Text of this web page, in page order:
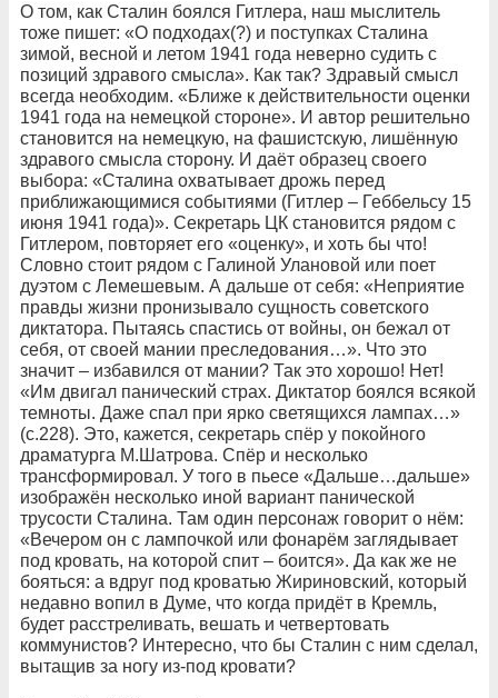
О том, как Сталин боялся Гитлера, наш мыслитель
тоже пишет: «О подходах(?) и поступках Сталина
зимой, весной и летом 1941 года неверно судить с
позиций здравого смысла». Как так? Здравый смысл
всегда необходим. «Ближе к действительности оценки
1941 года на немецкой стороне». И автор решительно
становится на немецкую, на фашистскую, лишённую
здравого смысла сторону. И даёт образец своего
выбора: «Сталина охватывает дрожь перед
приближающимися событиями (Гитлер – Геббельсу 15
июня 1941 года)». Секретарь ЦК становится рядом с
Гитлером, повторяет его «оценку», и хоть бы что!
Словно стоит рядом с Галиной Улановой или поет
дуэтом с Лемешевым. А дальше от себя: «Неприятие
правды жизни пронизывало сущность советского
диктатора. Пытаясь спастись от войны, он бежал от
себя, от своей мании преследования…». Что это
значит – избавился от мании? Так это хорошо! Нет!
«Им двигал панический страх. Диктатор боялся всякой
темноты. Даже спал при ярко светящихся лампах…»
(с.228). Это, кажется, секретарь спёр у покойного
драматурга М.Шатрова. Спёр и несколько
трансформировал. У того в пьесе «Дальше…дальше»
изображён несколько иной вариант панической
трусости Сталина. Там один персонаж говорит о нём:
«Вечером он с лампочкой или фонарём заглядывает
под кровать, на которой спит – боится». Да как же не
бояться: а вдруг под кроватью Жириновский, который
недавно вопил в Думе, что когда придёт в Кремль,
будет расстреливать, вешать и четвертовать
коммунистов? Интересно, что бы Сталин с ним сделал,
вытащив за ногу из-под кровати?